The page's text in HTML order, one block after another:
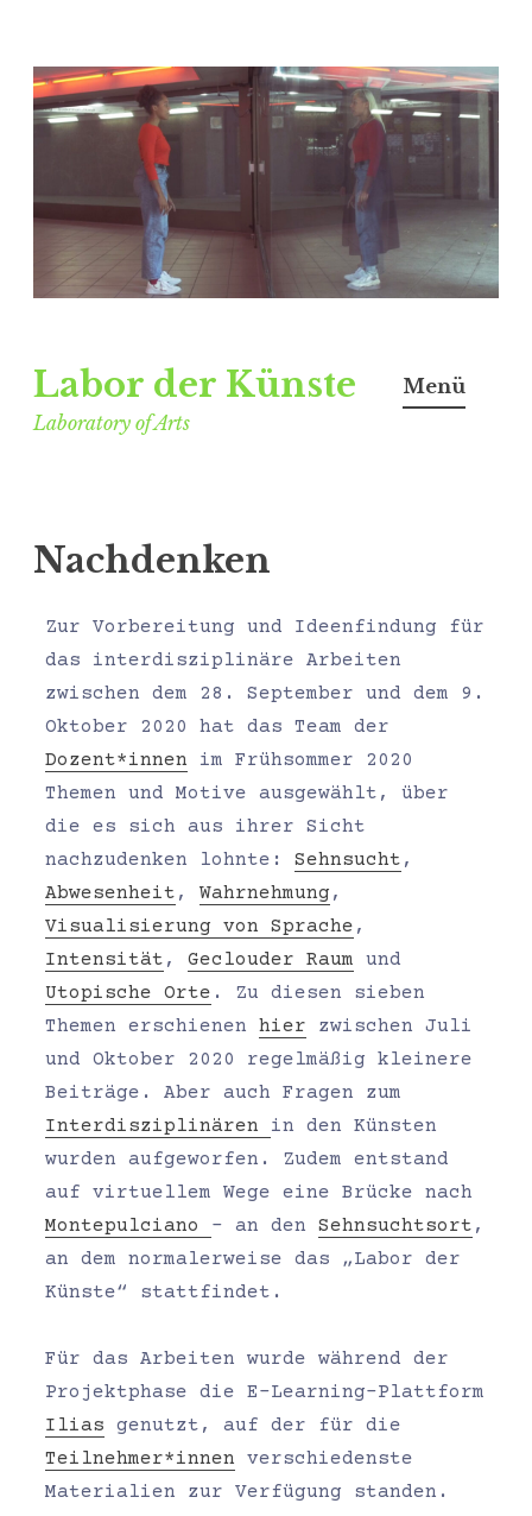
Labor der Künste
Laboratory of Arts
Menü
Nachdenken
Zur Vorbereitung und Ideenfindung für
das interdisziplinäre Arbeiten
zwischen dem 28. September und dem 9.
Oktober 2020 hat das Team der
Dozent*innen im Frühsommer 2020
Themen und Motive ausgewählt, über
die es sich aus ihrer Sicht
nachzudenken lohnte: Sehnsucht ,
Abwesenheit , Wahrnehmung ,
Visualisierung von Sprache ,
Intensität , Geclouder Raum und
Utopische Orte . Zu diesen sieben
Themen erschienen hier zwischen Juli
und Oktober 2020 regelmäßig kleinere
Beiträge. Aber auch Fragen zum
Interdisziplinären in den Künsten
wurden aufgeworfen. Zudem entstand
auf virtuellem Wege eine Brücke nach
Montepulciano – an den Sehnsuchtsort ,
an dem normalerweise das „Labor der
Künste“ stattfindet.
Für das Arbeiten wurde während der
Projektphase die E-Learning-Plattform
Ilias genutzt, auf der für die
Teilnehmer*innen verschiedenste
Materialien zur Verfügung standen.